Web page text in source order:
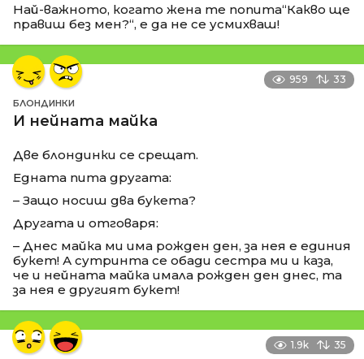
Най-важното, когато жена те попита“Какво ще
правиш без мен?“, е да не се усмихваш!
959 33
БЛОНДИНКИ
И нейната майка
Две блондинки се срещат.
Едната пита другата:
– Защо носиш два букета?
Другата и отговаря:
– Днес майка ми има рожден ден, за нея е единия
букет! А сутринта се обади сестра ми и каза,
че и нейната майка имала рожден ден днес, та
за нея е другият букет!
1.9k 35